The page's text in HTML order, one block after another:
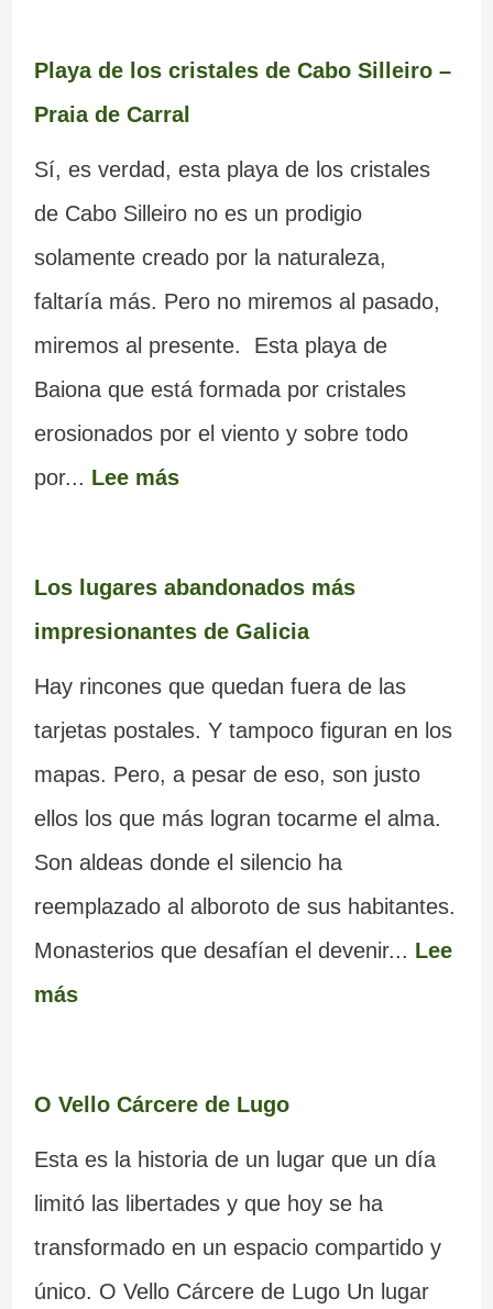
Playa de los cristales de Cabo Silleiro –
Praia de Carral
Sí, es verdad, esta playa de los cristales
de Cabo Silleiro no es un prodigio
solamente creado por la naturaleza,
faltaría más. Pero no miremos al pasado,
miremos al presente. Esta playa de
Baiona que está formada por cristales
erosionados por el viento y sobre todo
por... Lee más
Los lugares abandonados más
impresionantes de Galicia
Hay rincones que quedan fuera de las
tarjetas postales. Y tampoco figuran en los
mapas. Pero, a pesar de eso, son justo
ellos los que más logran tocarme el alma.
Son aldeas donde el silencio ha
reemplazado al alboroto de sus habitantes.
Monasterios que desafían el devenir... Lee
más
O Vello Cárcere de Lugo
Esta es la historia de un lugar que un día
limitó las libertades y que hoy se ha
transformado en un espacio compartido y
único. O Vello Cárcere de Lugo Un lugar